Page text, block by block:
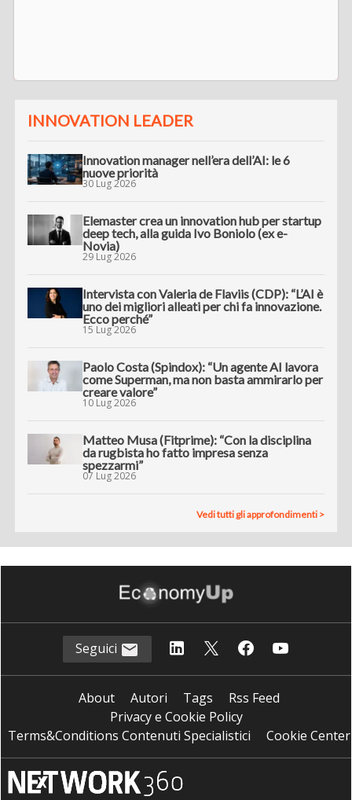
INNOVATION LEADER
Innovation manager nell’era dell’AI: le 6
nuove priorità
30 Lug 2026
Elemaster crea un innovation hub per startup
deep tech, alla guida Ivo Boniolo (ex e-
Novia)
29 Lug 2026
Intervista con Valeria de Flaviis (CDP): “L’AI è
uno dei migliori alleati per chi fa innovazione.
Ecco perché”
15 Lug 2026
Paolo Costa (Spindox): “Un agente AI lavora
come Superman, ma non basta ammirarlo per
creare valore”
10 Lug 2026
Matteo Musa (Fitprime): “Con la disciplina
da rugbista ho fatto impresa senza
spezzarmi”
07 Lug 2026
Vedi tutti gli approfondimenti >
Seguici
About Autori Tags
Rss Feed
Privacy e Cookie Policy
Terms&Conditions Contenuti Specialistici
Cookie Center